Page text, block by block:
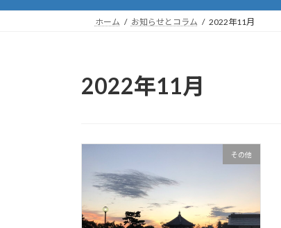
プ
動
ホーム お知らせとコラム 2022年11月
2022年11月
その他